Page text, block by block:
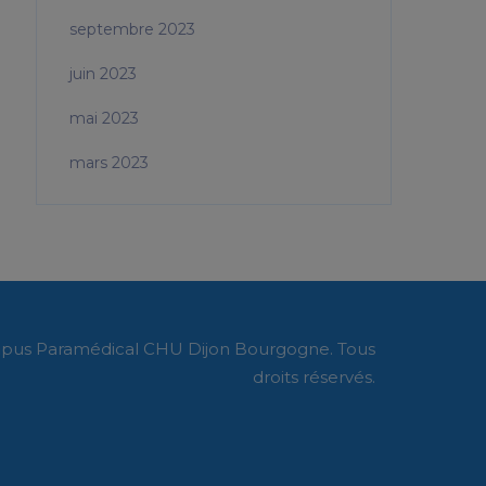
septembre 2023
juin 2023
mai 2023
mars 2023
Paramédical CHU Dijon Bourgogne. Tous
droits réservés.